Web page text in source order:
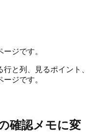
ジです。
と列、見るポイント、
ジです。
確認メモに変